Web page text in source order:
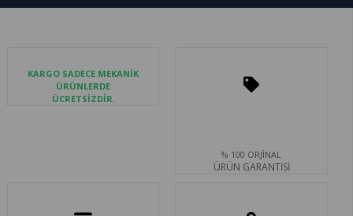
KARGO SADECE MEKANİK
ÜRÜNLERDE
ÜCRETSİZDİR.
% 100 ORJİNAL
ÜRÜN GARANTİSİ